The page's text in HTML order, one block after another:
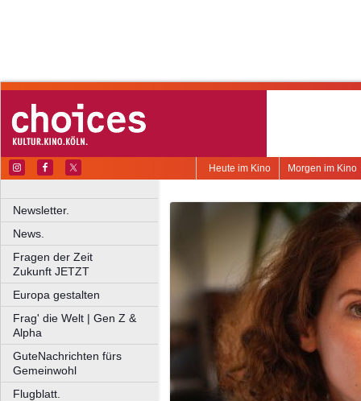
Morgen im Kino
Heute im Kino
Newsletter.
News.
Fragen der Zeit
Zukunft JETZT
Europa gestalten
Frag' die Welt | Gen Z &
Alpha
GuteNachrichten fürs
Gemeinwohl
Flugblatt.